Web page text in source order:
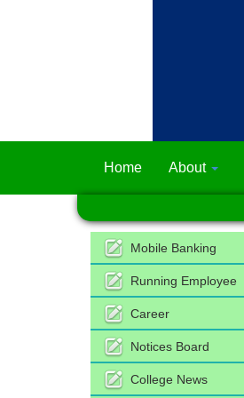
Home About
Mobile Banking
Running Employee
Career
Notices Board
College News